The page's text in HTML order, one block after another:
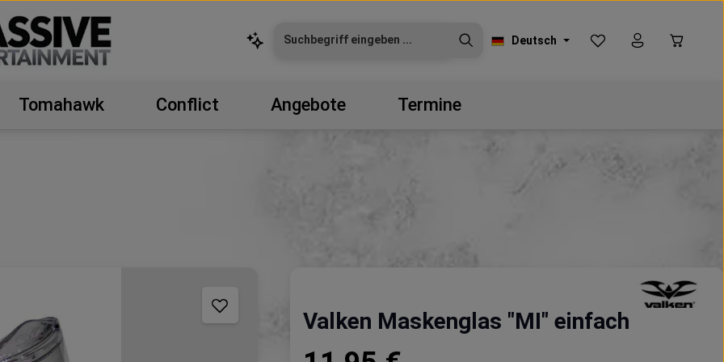
Deutsch
Du hast 0 Produkte
Tomahawk Conflict Angebote Termine
Valken Maskenglas "MI" einfach